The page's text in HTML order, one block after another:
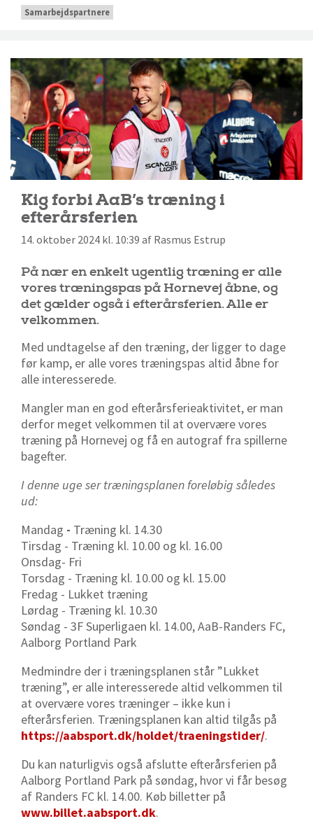
Samarbejdspartnere
Kig forbi AaB’s træning i
efterårsferien
14. oktober 2024 kl. 10:39 af Rasmus Estrup
På nær en enkelt ugentlig træning er alle
vores træningspas på Hornevej åbne, og
det gælder også i efterårsferien. Alle er
velkommen.
Med undtagelse af den træning, der ligger to dage
før kamp, er alle vores træningspas altid åbne for
alle interesserede.
Mangler man en god efterårsferieaktivitet, er man
derfor meget velkommen til at overvære vores
træning på Hornevej og få en autograf fra spillerne
bagefter.
I denne uge ser træningsplanen foreløbig således
ud:
Mandag - Træning kl. 14.30
Tirsdag - Træning kl. 10.00 og kl. 16.00
Onsdag- Fri
Torsdag - Træning kl. 10.00 og kl. 15.00
Fredag - Lukket træning
Lørdag - Træning kl. 10.30
Søndag - 3F Superligaen kl. 14.00, AaB-Randers FC,
Aalborg Portland Park
Medmindre der i træningsplanen står ”Lukket
træning”, er alle interesserede altid velkommen til
at overvære vores træninger – ikke kun i
efterårsferien. Træningsplanen kan altid tilgås på
https://aabsport.dk/holdet/traeningstider/.
Du kan naturligvis også afslutte efterårsferien på
Aalborg Portland Park på søndag, hvor vi får besøg
af Randers FC kl. 14.00. Køb billetter på
www.billet.aabsport.dk.